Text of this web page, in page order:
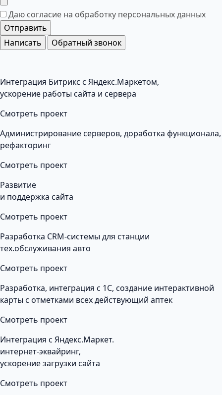
Даю согласие на обработку персональных данных
Отправить
Написать
Обратный звонок
Интеграция Битрикс с Яндекс.Маркетом,
ускорение работы сайта и сервера
Смотреть проект
Администрирование серверов, доработка функционала,
рефакторинг
Смотреть проект
Развитие
и поддержка сайта
Смотреть проект
Разработка CRM-системы для станции
тех.обслуживания авто
Смотреть проект
Разработка, интеграция с 1С, создание интерактивной
карты с отметками всех действующий аптек
Смотреть проект
Интеграция с Яндекс.Маркет.
интернет-эквайринг,
ускорение загрузки сайта
Смотреть проект